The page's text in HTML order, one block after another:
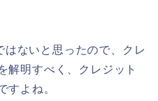
ないと思ったので、クレ
解明すべく、クレジット
すよね。